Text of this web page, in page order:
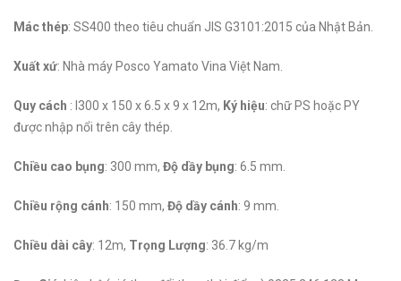
Mác thép: SS400 theo tiêu chuẩn JIS G3101:2015 của Nhật Bản.
Xuất xứ: Nhà máy Posco Yamato Vina Việt Nam.
Quy cách : I300 x 150 x 6.5 x 9 x 12m, Ký hiệu: chữ PS hoặc PY
được nhập nổi trên cây thép.
Chiều cao bụng: 300 mm, Độ dầy bụng: 6.5 mm.
Chiều rộng cánh: 150 mm, Độ dầy cánh: 9 mm.
Chiều dài cây: 12m, Trọng Lượng: 36.7 kg/m